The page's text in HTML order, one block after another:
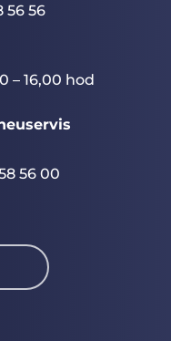
56 56
– 16,00 hod
56 00